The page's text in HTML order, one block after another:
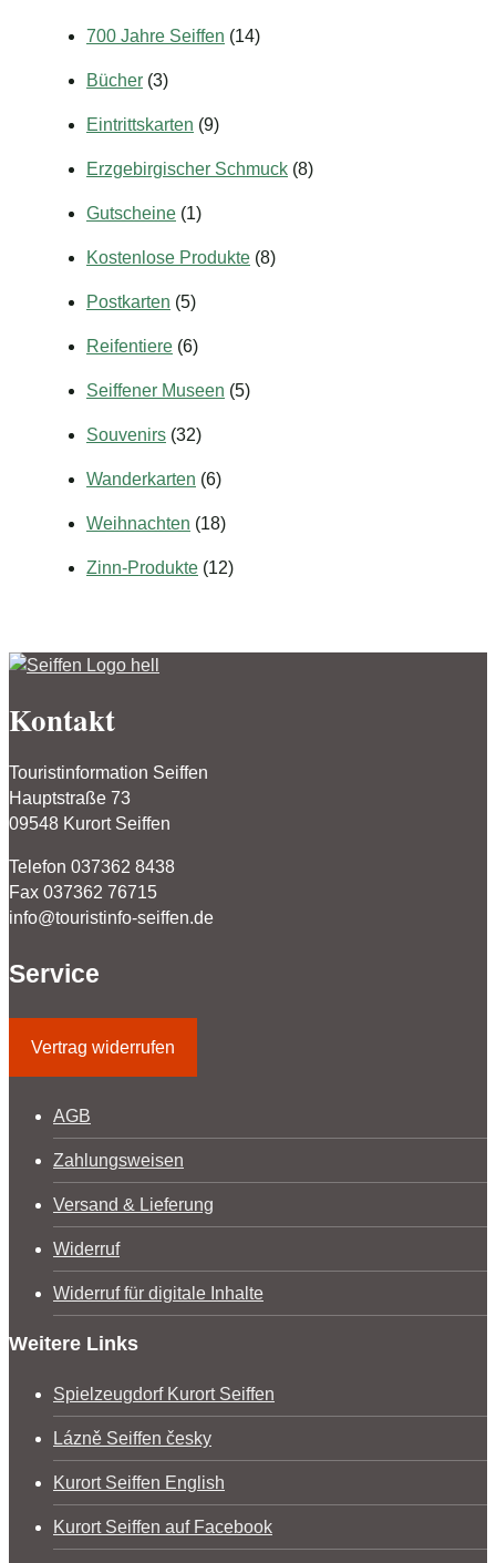
700 Jahre Seiffen (14)
Bücher (3)
Eintrittskarten (9)
Erzgebirgischer Schmuck (8)
Gutscheine (1)
Kostenlose Produkte (8)
Postkarten (5)
Reifentiere (6)
Seiffener Museen (5)
Souvenirs (32)
Wanderkarten (6)
Weihnachten (18)
Zinn-Produkte (12)
Kontakt
Touristinformation Seiffen
Hauptstraße 73
09548 Kurort Seiffen
Telefon 037362 8438
Fax 037362 76715
info@touristinfo-seiffen.de
Service
Vertrag widerrufen
AGB
Zahlungsweisen
Versand & Lieferung
Widerruf
Widerruf für digitale Inhalte
Weitere Links
Spielzeugdorf Kurort Seiffen
Lázně Seiffen česky
Kurort Seiffen English
Kurort Seiffen auf Facebook